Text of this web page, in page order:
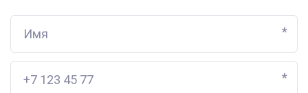
*
*